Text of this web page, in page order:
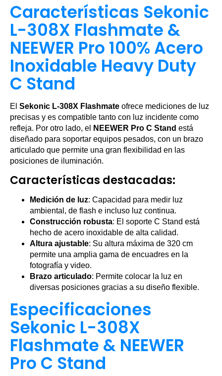
Características Sekonic
L-308X Flashmate &
NEEWER Pro 100% Acero
Inoxidable Heavy Duty
C Stand
El Sekonic L-308X Flashmate ofrece mediciones de luz
precisas y es compatible tanto con luz incidente como
refleja. Por otro lado, el
NEEWER Pro C Stand está
diseñado para soportar equipos pesados, con un brazo
articulado que permite una gran flexibilidad en las
posiciones de iluminación.
Características destacadas:
Medición de luz: Capacidad para medir luz
ambiental, de flash e incluso luz continua.
Construcción robusta: El soporte C Stand está
hecho de acero inoxidable de alta calidad.
Altura ajustable: Su altura máxima de 320 cm
permite una amplia gama de encuadres en la
fotografía y video.
Brazo articulado: Permite colocar la luz en
diversas posiciones gracias a su diseño flexible.
Especificaciones
Sekonic L-308X
Flashmate & NEEWER
Pro C Stand